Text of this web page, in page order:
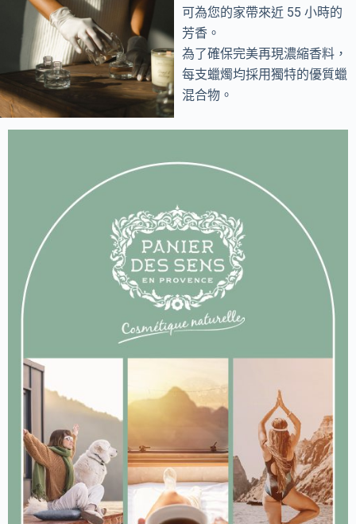
可為您的家帶來近 55 小時的
芳香。
為了確保完美再現濃縮香料，
每支蠟燭均採用獨特的優質蠟
混合物。